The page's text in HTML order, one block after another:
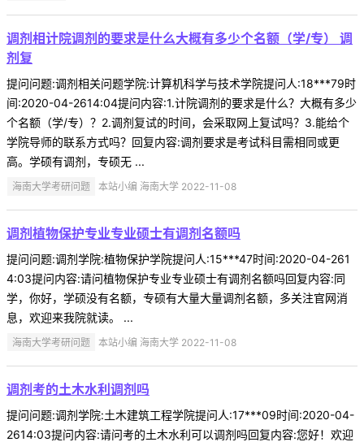
调剂相计院调剂的要求是什么大概有多少个名额（学/专） 调
剂复
提问问题:调剂相关问题学院:计算机科学与技术学院提问人:18***79时
间:2020-04-2614:04提问内容:1.计院调剂的要求是什么？大概有多少
个名额（学/专）？2.调剂复试的时间，会采取网上复试吗？3.能给个
学院导师的联系方式吗？回复内容:调剂要求是考试科目需相同或更
高。学硕有调剂，专硕无 ...
海南大学考研问题 本站小编 海南大学 2022-11-08
调剂植物保护专业专业硕士有调剂名额吗
提问问题:调剂学院:植物保护学院提问人:15***47时间:2020-04-261
4:03提问内容:请问植物保护专业专业硕士有调剂名额吗回复内容:同
学，你好，学硕没有名额，专硕有大量大量调剂名额，多关注官网消
息，欢迎来我院就读。 ...
海南大学考研问题 本站小编 海南大学 2022-11-08
调剂考的土木水利调剂吗
提问问题:调剂学院:土木建筑工程学院提问人:17***09时间:2020-04-
2614:03提问内容:请问考的土木水利可以调剂吗回复内容:您好！欢迎